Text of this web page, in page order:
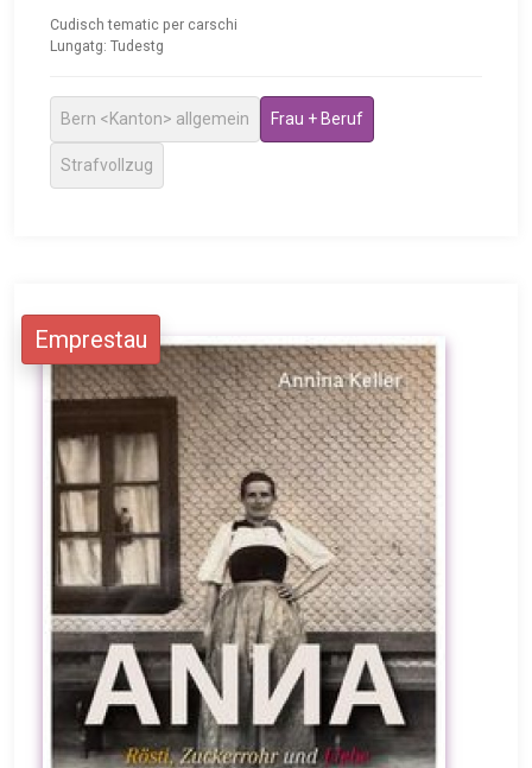
Cudisch tematic per carschi
Lungatg: Tudestg
Bern <Kanton> allgemein Frau + Beruf
Strafvollzug
Emprestau